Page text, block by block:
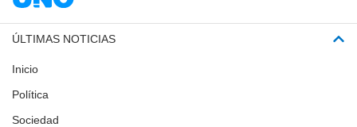
ÚLTIMAS NOTICIAS
Inicio
Política
Sociedad